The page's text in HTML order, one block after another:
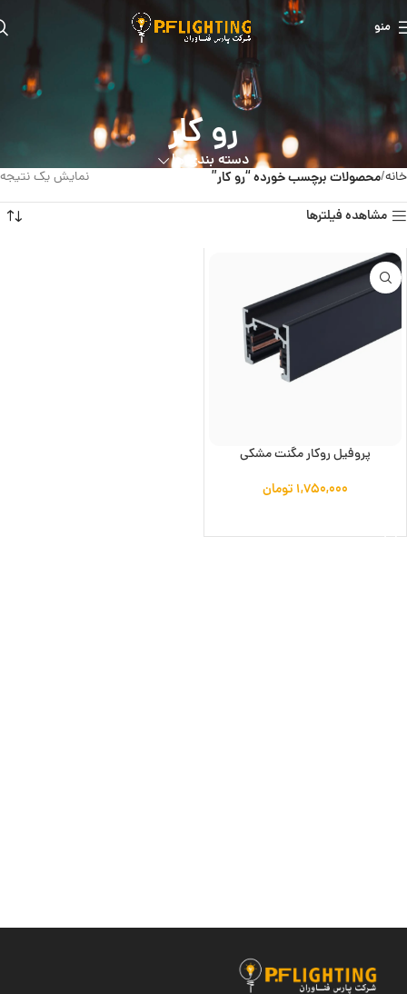
منو
رو کار
دسته بندی ها
خانه محصولات برچسب خورده “رو کار” نمایش یک نتیجه
مشاهده فیلترها
پروفیل روکار مگنت مشکی
۱,۷۵۰,۰۰۰ تومان